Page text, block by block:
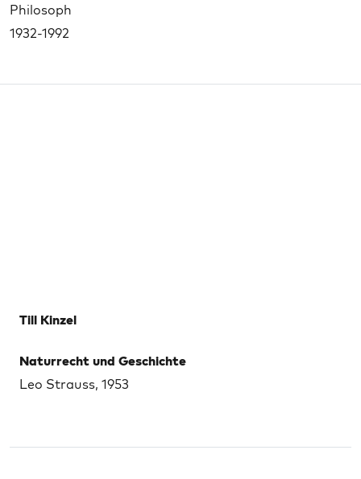
Philosoph
1932-1992
Till Kinzel
Naturrecht und Geschichte
Leo Strauss, 1953